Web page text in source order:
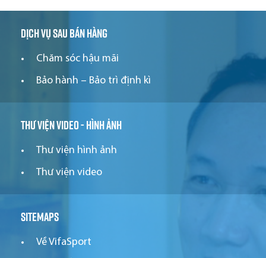
Dịch vụ sau bán hàng
Chăm sóc hậu mãi
Bảo hành – Bảo trì định kì
Thư viện video - hình ảnh
Thư viện hình ảnh
Thư viện video
Sitemaps
Về VifaSport